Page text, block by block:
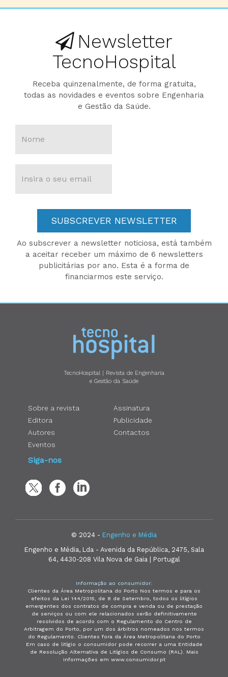
Newsletter
TecnoHospital
Receba quinzenalmente, de forma gratuita,
todas as novidades e eventos sobre Engenharia
e Gestão da Saúde.
SUBSCREVER NEWSLETTER
Ao subscrever a newsletter noticiosa, está também
a aceitar receber um máximo de 6 newsletters
publicitárias por ano. Esta é a forma de
financiarmos este serviço.
TecnoHospital | Revista de Engenharia
e Gestão da Saúde
Sobre a revista
Editora
Autores
Eventos
Assinatura
Publicidade
Contactos
Siga-nos
© 2024 - Engenho e Média
Engenho e Média, Lda - Avenida da República, 2475, Sala
64, 4430-208 Vila Nova de Gaia | Portugal
Informação ao consumidor:
Clientes da Área Metropolitana do Porto Nos termos e para os
efeitos da Lei 144/2015, de 8 de Setembro, todos os litígios
emergentes dos contratos de compra e venda ou de prestação
de serviços ou com ele relacionados serão definitivamente
resolvidos de acordo com o Regulamento do Centro de
Arbitragem do Porto, por um dos árbitros nomeados nos termos
do Regulamento. Clientes fora da Área Metropolitana do Porto
Em caso de litígio o consumidor pode recorrer a uma Entidade
de Resolução Alternativa de Litígios de Consumo (RAL). Mais
informações em www.consumidor.pt